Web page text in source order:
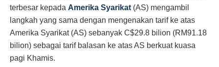
terbesar kepada Amerika Syarikat (AS) mengambil
langkah yang sama dengan mengenakan tarif ke atas
Amerika Syarikat (AS) sebanyak C$29.8 bilion (RM91.18
bilion) sebagai tarif balasan ke atas AS berkuat kuasa
pagi Khamis.